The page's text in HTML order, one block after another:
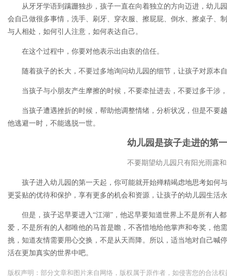
从牙牙学语到蹒跚独步，孩子一直在向着独立的方向迈进，幼儿
会自己做很多事情，洗手、刷牙、穿衣服、擦屁屁、倒水、擦桌子、
与人相处，如何引人注意，如何表达自己。
在这个过程中，你要对他表示出由衷的信任。
随着孩子的长大，不要过多地询问幼儿园的细节，让孩子对原本
当孩子与小朋友产生摩擦的时候，不要牵扯进去，不要过多干涉
当孩子遭遇挫折的时候，帮助他调整情绪，分析状况，但是不要
他逃避一时，不能逃脱一世。
幼儿园是孩子走进的第
不要期望幼儿园只有阳光雨露
孩子进入幼儿园的第一天起，你可能就开始殚精竭虑地思考如何
更妥贴的优待和保护，享有更多的机会和资源，让孩子的幼儿园生活
但是，孩子迟早要进入“江湖”，他迟早要知道世界上不是所有人
爱，不是所有的人都唯他的马首是瞻，不吝惜地给他掌声和夸奖，他
挑，知道友情需要用心交换，不是从天而降。所以，适当地对自己喊
活在更加真实的世界中吧。
版权声明：部分文章和图片来自网络，版权属于原作者，如侵害您的合法